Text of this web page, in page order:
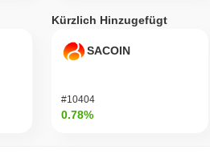
Kürzlich Hinzugefügt
SACOIN
#10404
0.78%